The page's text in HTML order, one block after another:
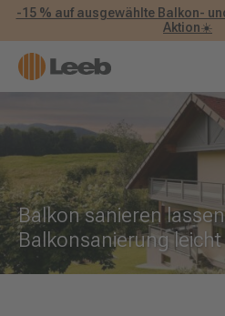
-15 % auf ausgewählte Balkon-
Aktion☀️
Balkon sanieren
Balkonsanierung